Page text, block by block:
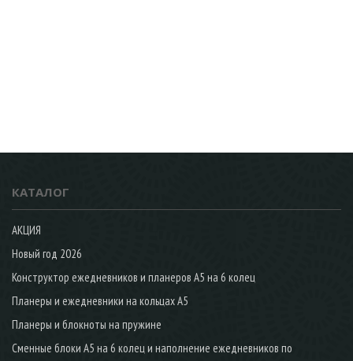
КАТАЛОГ
АКЦИЯ
Новый год 2026
Конструктор ежедневников и планеров А5 на 6 колец
Планеры и ежедневники на кольцах А5
Планеры и блокноты на пружине
Сменные блоки А5 на 6 колец и наполнение ежедневников по